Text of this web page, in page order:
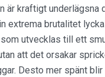
är kraftigt underlägsna
extrema brutalitet
utvecklas till ett
att det orsakar
Desto mer spänt blir